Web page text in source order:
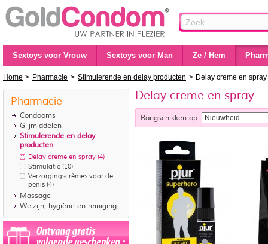
Sextoys voor Vrouw Sextoys voor Man Ze / Hem
Home > Pharmacie > Stimulerende en delay producten > Delay creme en spray
Delay creme en spray
Rangschikken op:
Pharmacie
Condooms
Glijmiddelen
Stimulerende en delay
producten
Delay creme en spray (4)
Stimulatie (10)
Verzorgingscrèmes voor de
penis (4)
Massage
Welzijn, hygiëne en reiniging